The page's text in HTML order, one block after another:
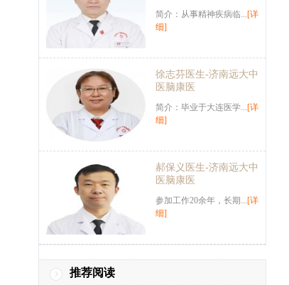
简介：从事精神疾病临...[详
细]
徐志芬医生-济南远大中
医脑康医
简介：毕业于大连医学...[详
细]
郝保义医生-济南远大中
医脑康医
参加工作20余年，长期...[详
细]
推荐阅读